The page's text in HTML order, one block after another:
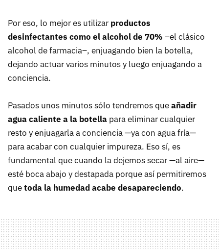
Por eso, lo mejor es utilizar productos
desinfectantes como el alcohol de 70% –el clásico
alcohol de farmacia–, enjuagando bien la botella,
dejando actuar varios minutos y luego enjuagando a
conciencia.
Pasados unos minutos sólo tendremos queañadir
agua caliente a la botella para eliminar cualquier
resto y enjuagarla a conciencia —ya con agua fría—
para acabar con cualquier impureza. Eso sí, es
fundamental que cuando la dejemos secar —al aire—
esté boca abajo y destapada porque así permitiremos
quetoda la humedad acabe desapareciendo.